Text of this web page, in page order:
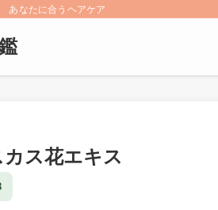
あなたに合うヘアケア
ス花エキス